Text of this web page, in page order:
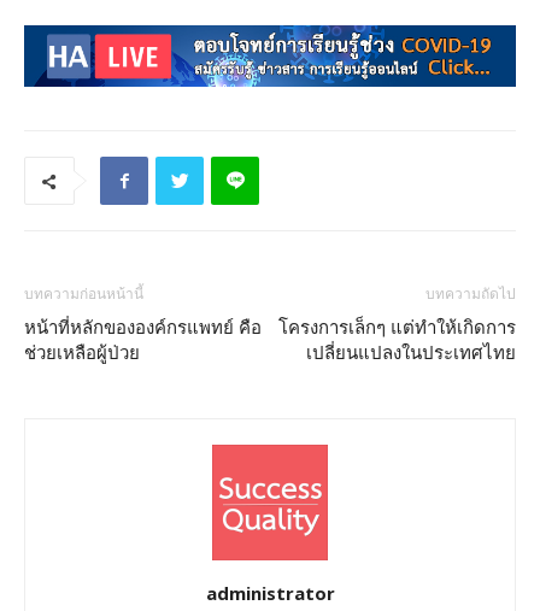
บทความก่อนหน้านี้
หน้าที่หลักขององค์กรแพทย์ คือ
ช่วยเหลือผู้ป่วย
บทความถัดไป
โครงการเล็กๆ แต่ทำให้เกิดการ
เปลี่ยนแปลงในประเทศไทย
administrator